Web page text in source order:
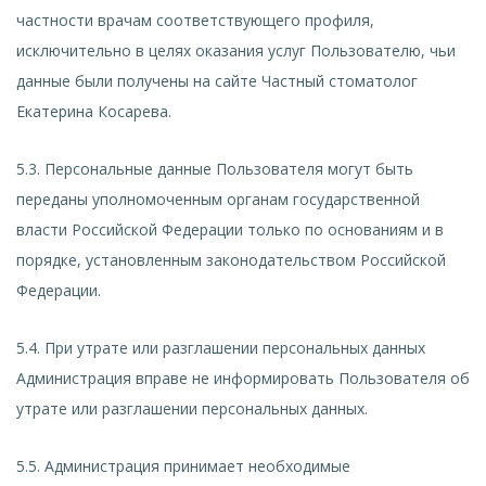
частности врачам соответствующего профиля,
исключительно в целях оказания услуг Пользователю, чьи
данные были получены на сайте Частный стоматолог
Екатерина Косарева.
5.3. Персональные данные Пользователя могут быть
переданы уполномоченным органам государственной
власти Российской Федерации только по основаниям и в
порядке, установленным законодательством Российской
Федерации.
5.4. При утрате или разглашении персональных данных
Администрация вправе не информировать Пользователя об
утрате или разглашении персональных данных.
5.5. Администрация принимает необходимые